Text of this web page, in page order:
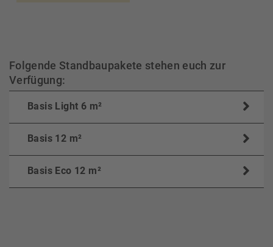
Folgende Standbaupakete stehen euch zur
Verfügung:
Basis Light 6 m²
Basis 12 m²
Basis Eco 12 m²